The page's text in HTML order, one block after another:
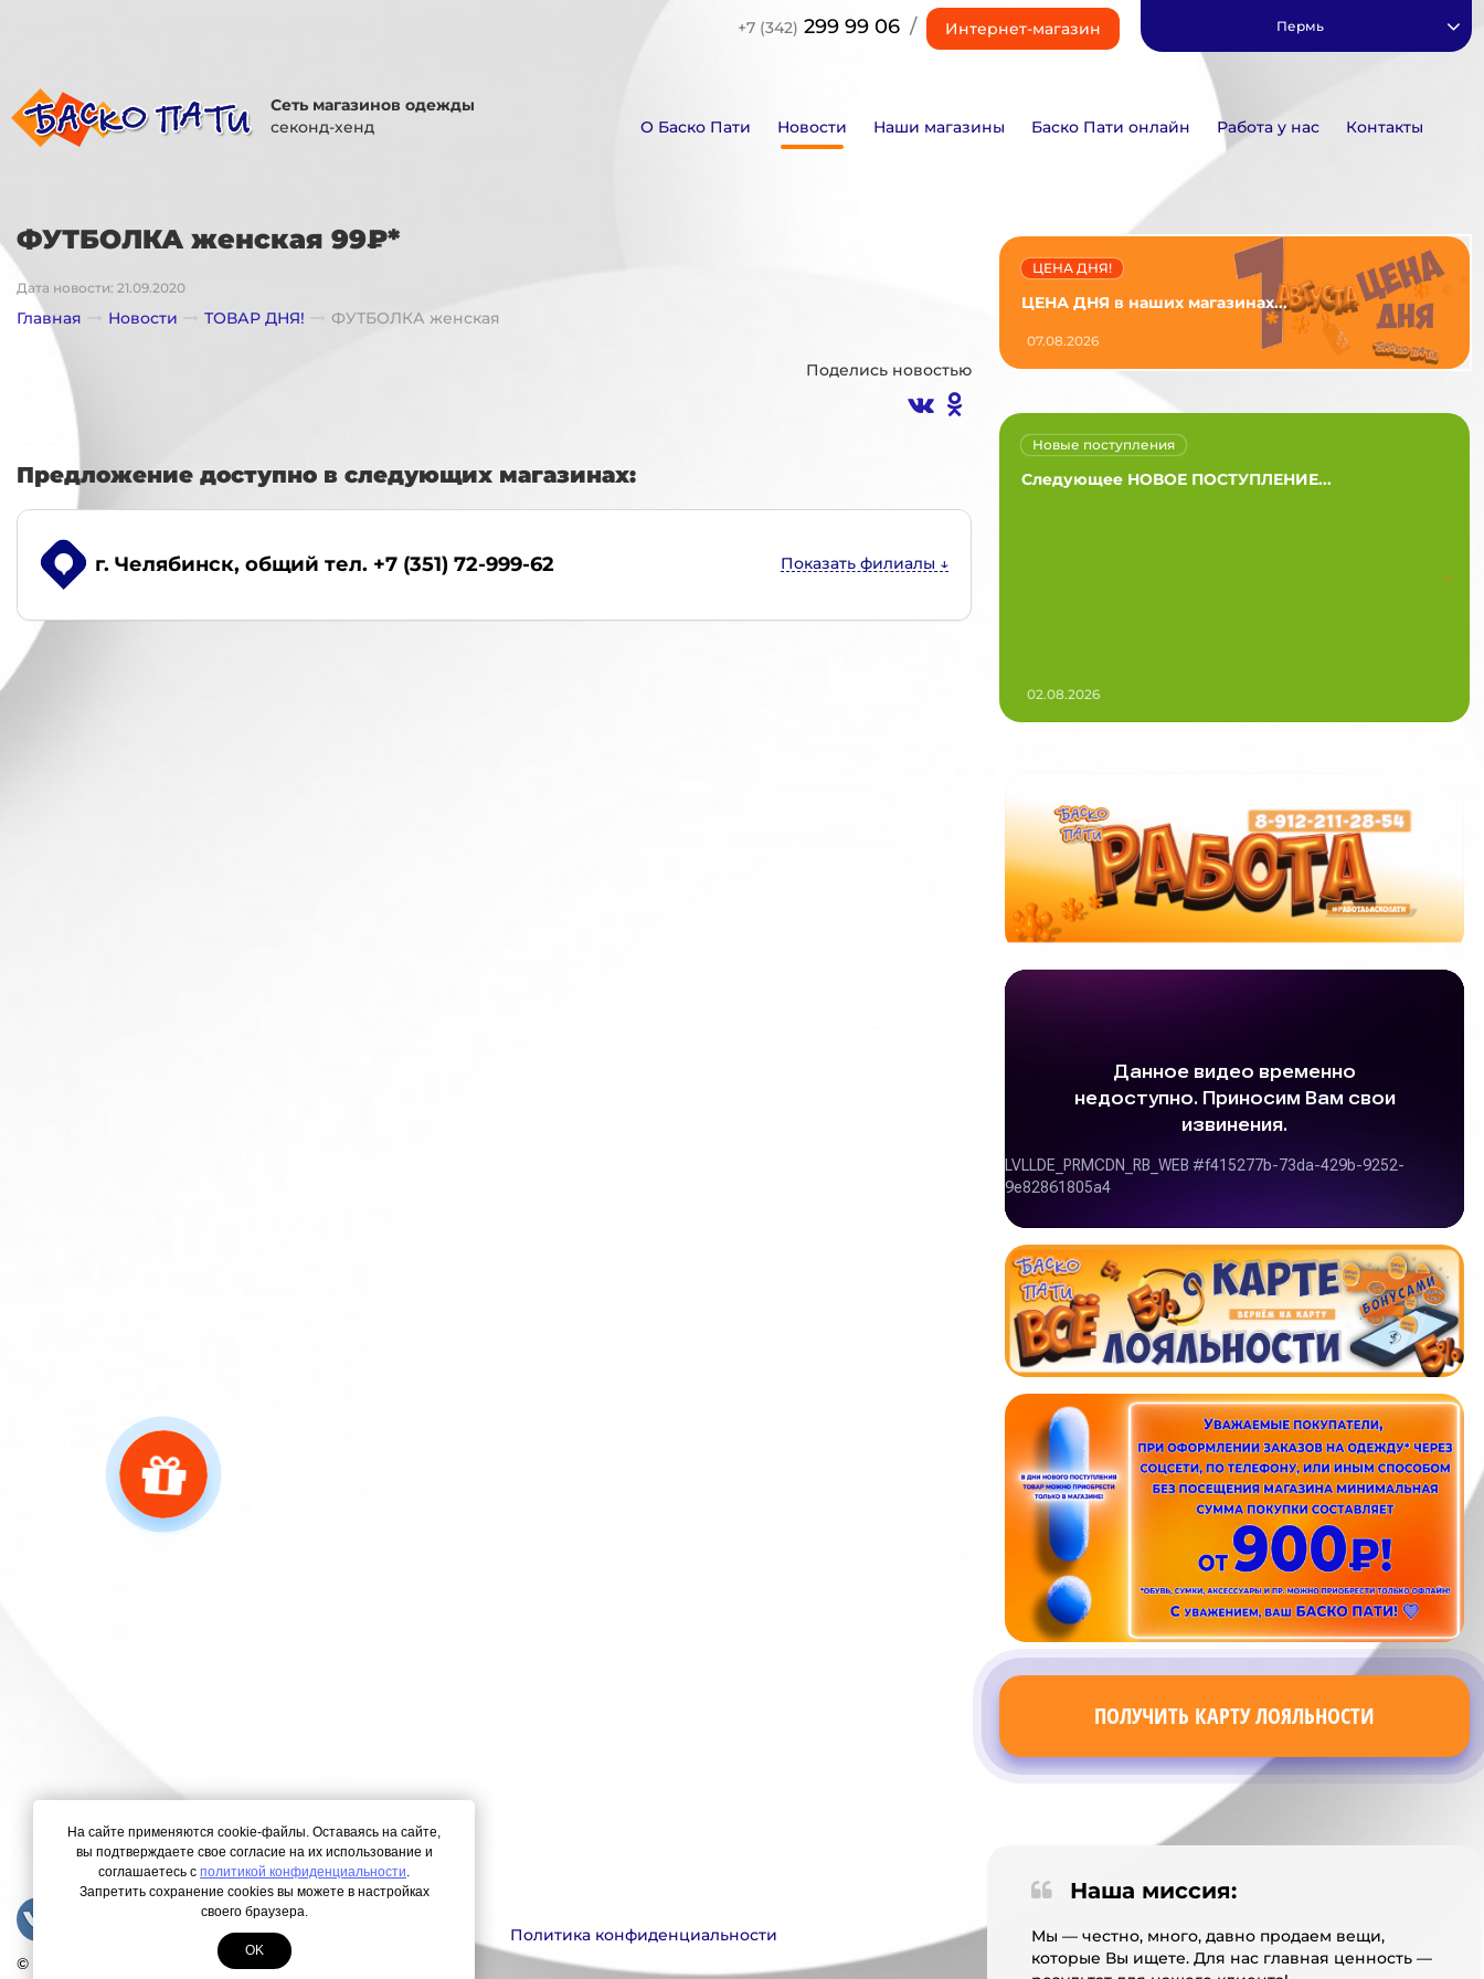
+7 (342) 299 99 06 / Интернет-магазин Пермь
Сеть магазинов одежды
секонд-хенд
О Баско Пати Новости Наши магазины Баско Пати онлайн Работа у нас Контакты
ФУТБОЛКА женская 99₽*
Дата новости: 21.09.2020
Главная Новости ТОВАР ДНЯ! ФУТБОЛКА женская
Поделись новостью
Предложение доступно в следующих магазинах:
г. Челябинск, общий тел. +7 (351) 72-999-62
ЦЕНА ДНЯ в наших магазинах...
ЦЕНА ДНЯ!
07.08.2026
Следующее НОВОЕ ПОСТУПЛЕНИЕ...
Новые поступления
02.08.2026
ПОЛУЧИТЬ КАРТУ ЛОЯЛЬНОСТИ
© Copyright 2000-2026. Все права защищены.
Политика конфиденциальности
Наша миссия:
Мы — честно, много, давно продаем вещи,
которые Вы ищете. Для нас главная ценность —
На сайте применяются cookie-файлы. Оставаясь на сайте,
вы подтверждаете свое согласие на их использование и
соглашаетесь с политикой конфиденциальности.
Запретить сохранение cookies вы можете в настройках
своего браузера.
OK